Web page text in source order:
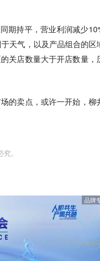
期持平，营业利润减少
天气，以及产品组合的区
关店数量大于开店数量，
的卖点，或许一开始，柳
。
品牌